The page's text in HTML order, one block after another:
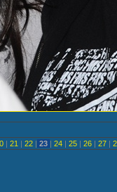
| 21 | 22 | 23 | 24 | 25 | 26 | 27 |